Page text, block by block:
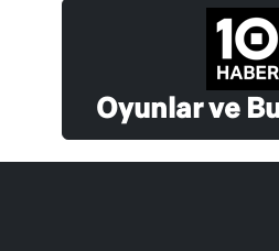
Oyunlar ve